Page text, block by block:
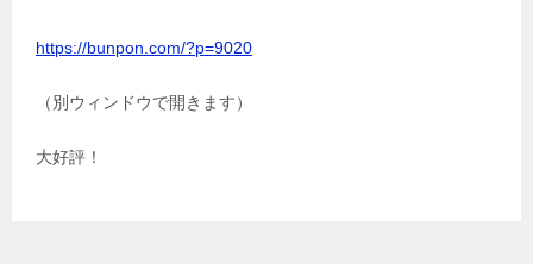
https://bunpon.com/?p=9020
（別ウィンドウで開きます）
大好評！